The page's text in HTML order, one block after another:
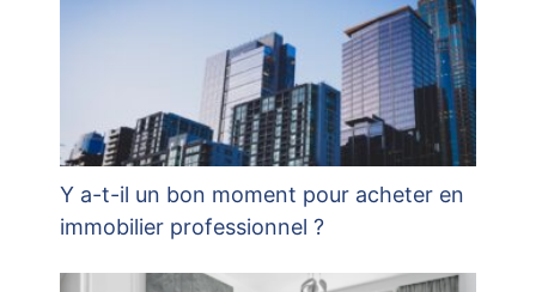
Y a-t-il un bon moment pour acheter en
immobilier professionnel ?